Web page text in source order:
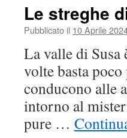
Le streghe
Pubblicato il 10 Aprile
La valle di Susa
volte basta
conducono alle
intorno al
pure …